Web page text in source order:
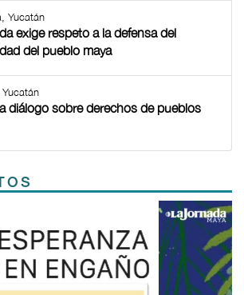
Yucatán
exige respeto a la defensa del
del pueblo maya
diálogo sobre derechos de pueblos